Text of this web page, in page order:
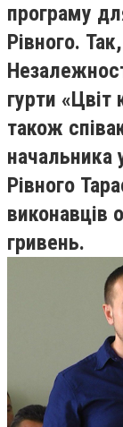
програму
Рівного.
гурти
також
начальника
Рівного
виконавців
гривень.